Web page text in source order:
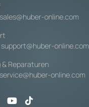
sales@huber-online.com
support@huber-online.com
Reparaturen
service@huber-online.com